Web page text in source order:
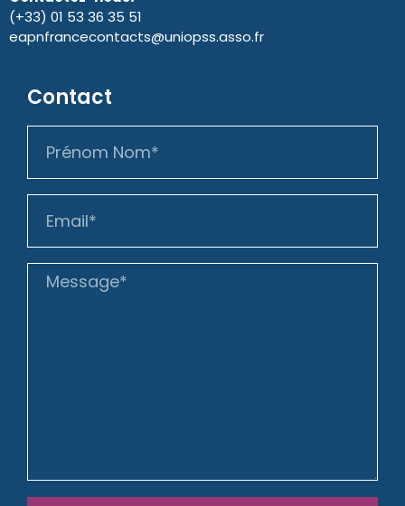
(+33) 01 53 36 35 51
eapnfrancecontacts@uniopss.asso.fr
Contact